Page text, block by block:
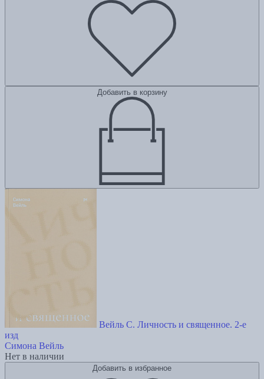
Добавить в корзину
Вейль С. Личность и священное. 2-е
изд
Симона Вейль
Нет в наличии
Добавить в избранное